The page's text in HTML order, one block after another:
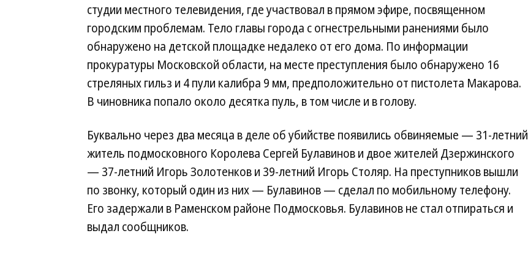
студии местного телевидения, где участвовал в прямом эфире, посвященном
городским проблемам. Тело главы города с огнестрельными ранениями было
обнаружено на детской площадке недалеко от его дома. По информации
прокуратуры Московской области, на месте преступления было обнаружено 16
стреляных гильз и 4 пули калибра 9 мм, предположительно от пистолета Макарова.
В чиновника попало около десятка пуль, в том числе и в голову.
Буквально через два месяца в деле об убийстве появились обвиняемые — 31-летний
житель подмосковного Королева Сергей Булавинов и двое жителей Дзержинского
— 37-летний Игорь Золотенков и 39-летний Игорь Столяр. На преступников вышли
по звонку, который один из них — Булавинов — сделал по мобильному телефону.
Его задержали в Раменском районе Подмосковья. Булавинов не стал отпираться и
выдал сообщников.